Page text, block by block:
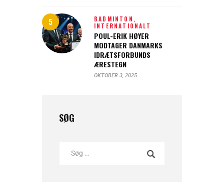
BADMINTON,
INTERNATIONALT
POUL-ERIK HØYER
MODTAGER DANMARKS
IDRÆTSFORBUNDS
ÆRESTEGN
OKTOBER 3, 2025
SØG